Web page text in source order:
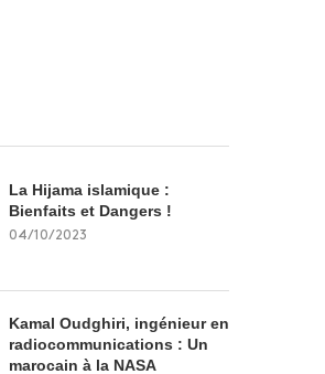
La Hijama islamique :
Bienfaits et Dangers !
04/10/2023
Kamal Oudghiri, ingénieur en
radiocommunications : Un
marocain à la NASA